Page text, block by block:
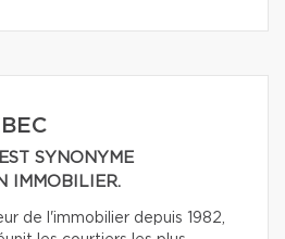
SYNONYME
IMMOBILIER.
de l'immobilier depuis 1982,